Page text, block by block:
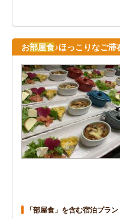
お部屋食♪ほっこりなご滞
「部屋食」を含む宿泊プラン